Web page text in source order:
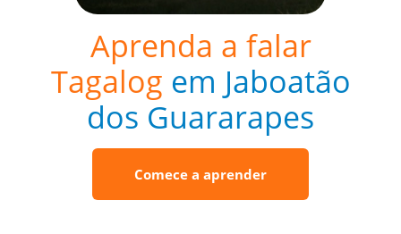
Aprenda a falar
Tagalog em Jaboatão
dos Guararapes
Comece a aprender